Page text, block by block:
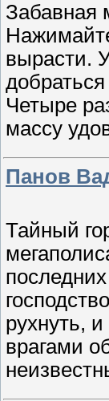
Забавная
вырасти.
Четыре
массу
Панов
Тайный
рухнуть,
врагами